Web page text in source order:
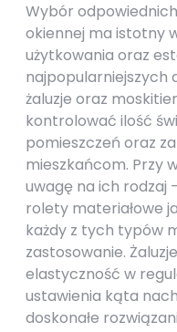
Wybór
okiennej ma istotny
użytkowania oraz
najpopularniejszych
żaluzje oraz
kontrolować ilość
pomieszczeń oraz
mieszkańcom. Przy
uwagę na ich rodzaj
rolety materiałowe
każdy z tych typów
zastosowanie.
elastyczność w
ustawienia kąta
doskonałe